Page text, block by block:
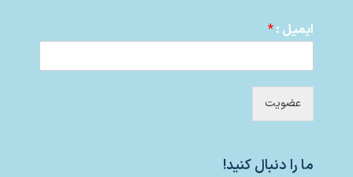
ایمیل :*
عضویت
ما را دنبال کنید!